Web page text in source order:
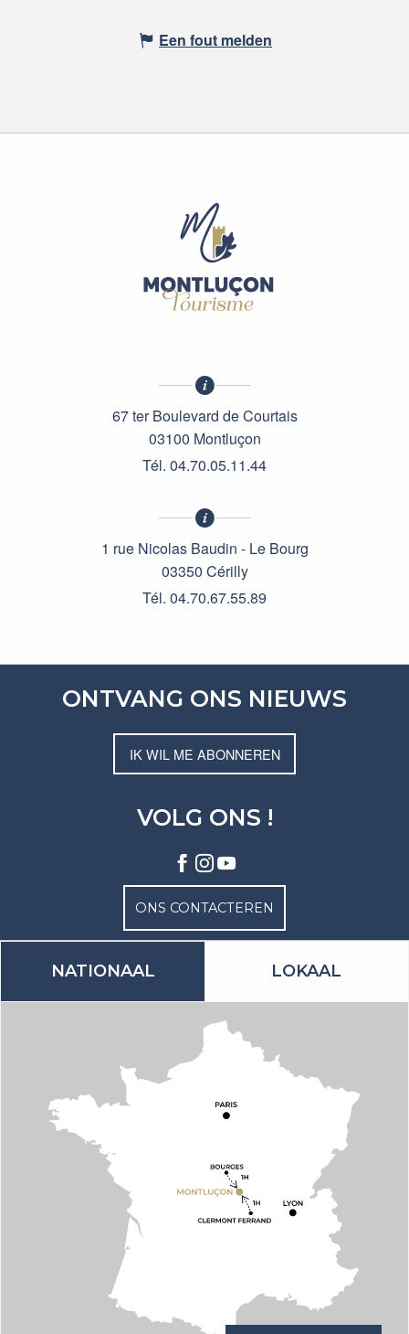
Een fout melden
67 ter Boulevard de Courtais
03100 Montluçon
Tél. 04.70.05.11.44
1 rue Nicolas Baudin - Le Bourg
03350 Cérilly
Tél. 04.70.67.55.89
ONTVANG ONS NIEUWS
IK WIL ME ABONNEREN
VOLG ONS !
ONS CONTACTEREN
NATIONAAL LOKAAL